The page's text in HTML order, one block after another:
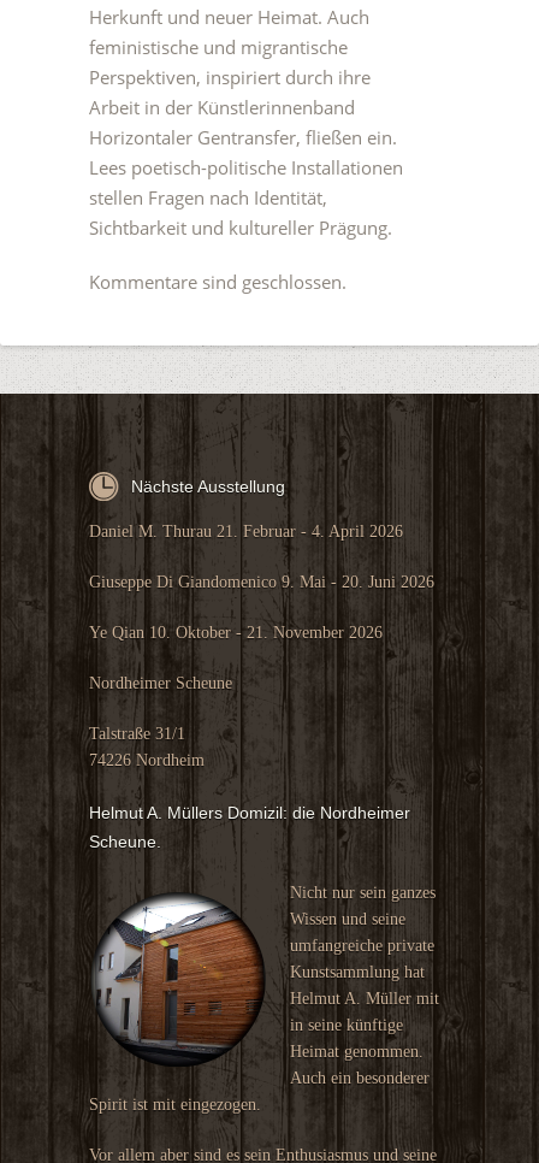
Herkunft und neuer Heimat. Auch
feministische und migrantische
Perspektiven, inspiriert durch ihre
Arbeit in der Künstlerinnenband
Horizontaler Gentransfer, fließen ein.
Lees poetisch-politische Installationen
stellen Fragen nach Identität,
Sichtbarkeit und kultureller Prägung.
Kommentare sind geschlossen.
Nächste Ausstellung
Daniel M. Thurau 21. Februar - 4. April 2026
Giuseppe Di Giandomenico 9. Mai - 20. Juni 2026
Ye Qian 10. Oktober - 21. November 2026
Nordheimer Scheune
Talstraße 31/1
74226 Nordheim
Helmut A. Müllers Domizil: die Nordheimer
Scheune.
Nicht nur sein ganzes
Wissen und seine
umfangreiche private
Kunstsammlung hat
Helmut A. Müller mit
in seine künftige
Heimat genommen.
Auch ein besonderer
Spirit ist mit eingezogen.
Vor allem aber sind es sein Enthusiasmus und seine